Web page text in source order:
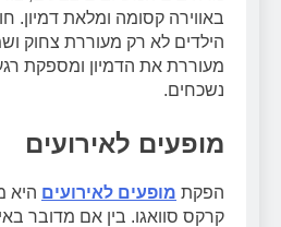
באווירה קסומה ומלאת דמיון.
הילדים לא רק מעוררת צחוק
מעוררת את הדמיון ומספקת
נשכחים.
מופעים לאירועים
הפקת מופעים לאירועים היא
קרקס סוואגו. בין אם מדובר